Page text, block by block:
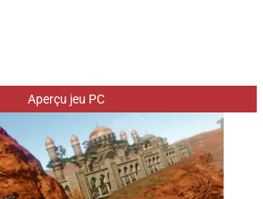
Aperçu jeu PC